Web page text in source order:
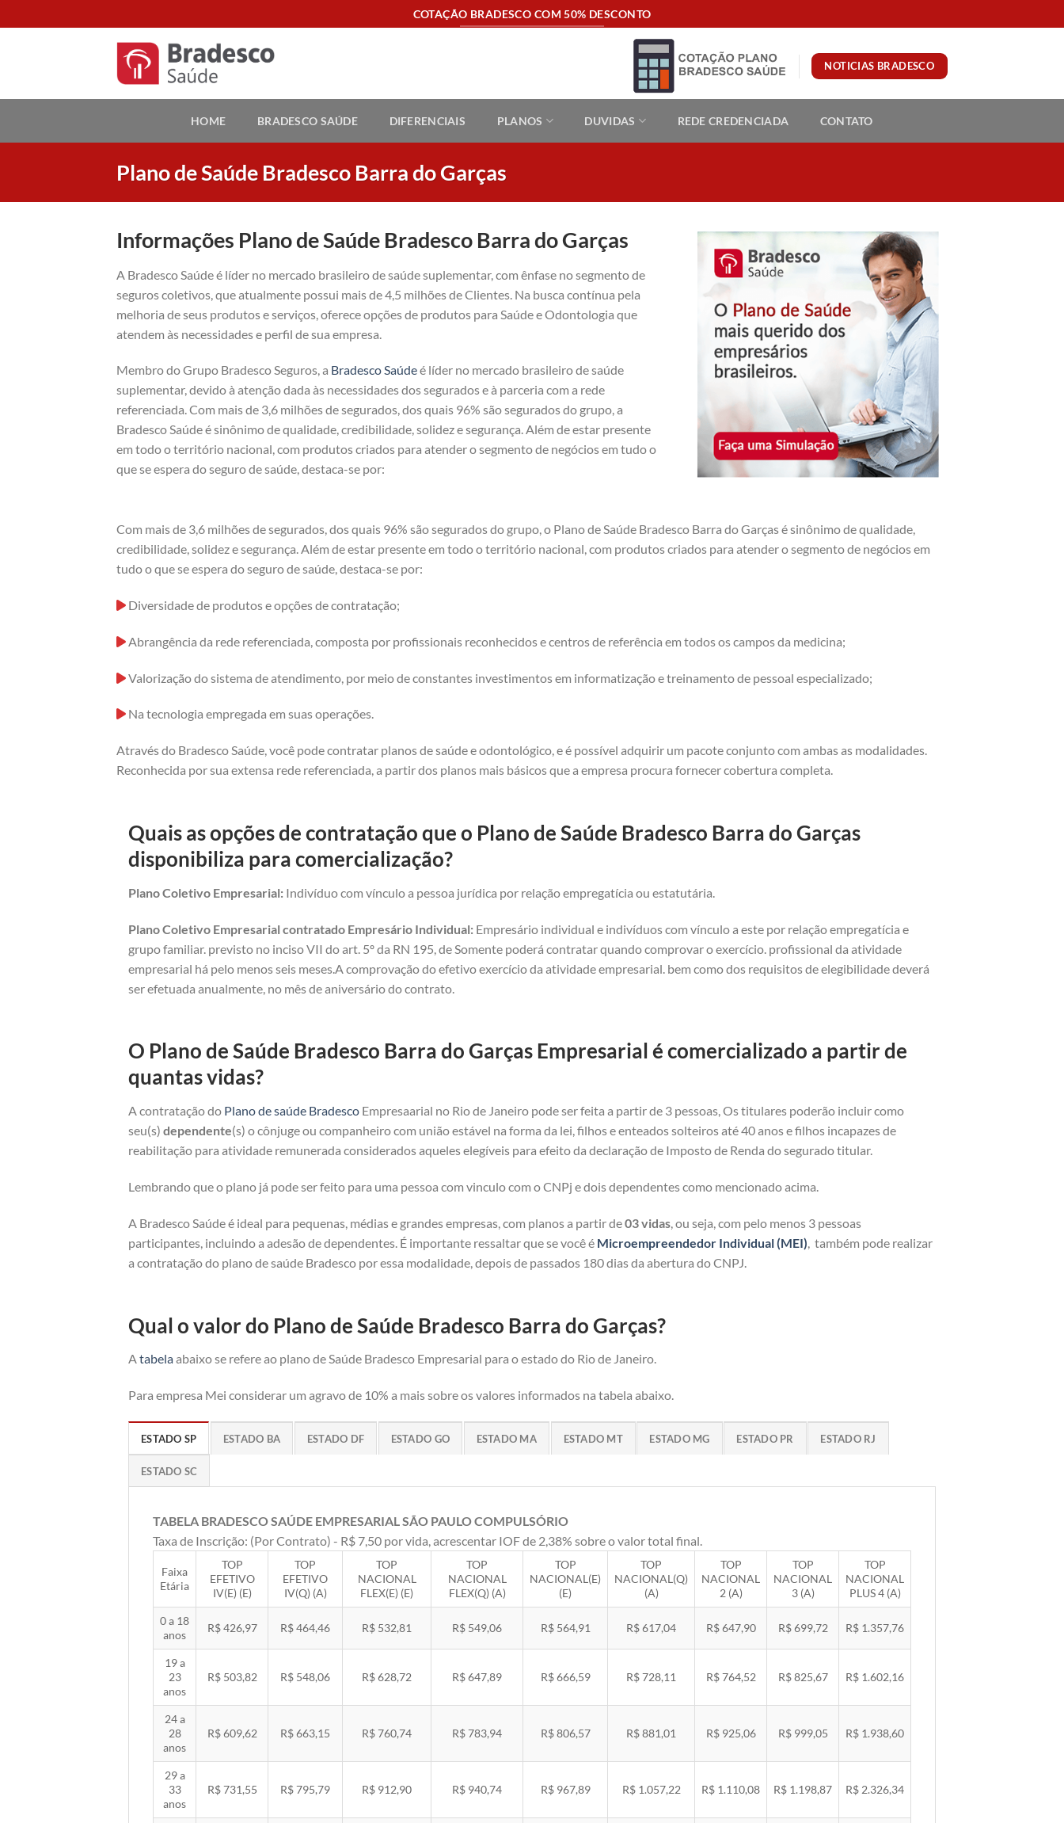
to
COTAÇÃO BRADESCO COM 50% DESCONTO
NOTICIAS BRADESCO
HOME BRADESCO SAÚDE DIFERENCIAIS PLANOS DUVIDAS REDE CREDENCIADA CONTATO
Plano de Saúde Bradesco Barra do Garças
Informações Plano de Saúde Bradesco Barra do Garças
A Bradesco Saúde é líder no mercado brasileiro de saúde suplementar, com ênfase no segmento de
seguros coletivos, que atualmente possui mais de 4,5 milhões de Clientes. Na busca contínua pela
melhoria de seus produtos e serviços, oferece opções de produtos para Saúde e Odontologia que
atendem às necessidades e perfil de sua empresa.
Membro do Grupo Bradesco Seguros, a Bradesco Saúdeé líder no mercado brasileiro de saúde
suplementar, devido à atenção dada às necessidades dos segurados e à parceria com a rede
referenciada. Com mais de 3,6 milhões de segurados, dos quais 96% são segurados do grupo, a
Bradesco Saúde é sinônimo de qualidade, credibilidade, solidez e segurança. Além de estar presente
em todo o território nacional, com produtos criados para atender o segmento de negócios em tudo o
que se espera do seguro de saúde, destaca-se por:
Com mais de 3,6 milhões de segurados, dos quais 96% são segurados do grupo, o Plano de Saúde Bradesco Barra do Garças é sinônimo de qualidade,
credibilidade, solidez e segurança. Além de estar presente em todo o território nacional, com produtos criados para atender o segmento de negócios em
tudo o que se espera do seguro de saúde, destaca-se por:
Diversidade de produtos e opções de contratação;
Abrangência da rede referenciada, composta por profissionais reconhecidos e centros de referência em todos os campos da medicina;
Valorização do sistema de atendimento, por meio de constantes investimentos em informatização e treinamento de pessoal especializado;
Na tecnologia empregada em suas operações.
Através do Bradesco Saúde, você pode contratar planos de saúde e odontológico, e é possível adquirir um pacote conjunto com ambas as modalidades.
Reconhecida por sua extensa rede referenciada, a partir dos planos mais básicos que a empresa procura fornecer cobertura completa.
Quais as opções de contratação que o Plano de Saúde Bradesco Barra do Garças
disponibiliza para comercialização?
Plano Coletivo Empresarial: Indivíduo com vínculo a pessoa jurídica por relação empregatícia ou estatutária.
Plano Coletivo Empresarial contratado Empresário Individual: Empresário individual e indivíduos com vínculo a este por relação empregatícia e
grupo familiar. previsto no inciso VII do art. 5º da RN 195, de Somente poderá contratar quando comprovar o exercício. profissional da atividade
empresarial há pelo menos seis meses.A comprovação do efetivo exercício da atividade empresarial. bem como dos requisitos de elegibilidade deverá
ser efetuada anualmente, no mês de aniversário do contrato.
O Plano de Saúde Bradesco Barra do Garças Empresarial é comercializado a partir de
quantas vidas?
A contratação do Plano de saúde Bradesco Empresaarial no Rio de Janeiro pode ser feita a partir de 3 pessoas, Os titulares poderão incluir como
seu(s) dependente(s) o cônjuge ou companheiro com união estável na forma da lei, filhos e enteados solteiros até 40 anos e filhos incapazes de
reabilitação para atividade remunerada considerados aqueles elegíveis para efeito da declaração de Imposto de Renda do segurado titular.
Lembrando que o plano já pode ser feito para uma pessoa com vinculo com o CNPj e dois dependentes como mencionado acima.
A Bradesco Saúde é ideal para pequenas, médias e grandes empresas, com planos a partir de03 vidas , ou seja, com pelo menos 3 pessoas
participantes, incluindo a adesão de dependentes. É importante ressaltar que se você é Microempreendedor Individual (MEI) , também pode realizar
a contratação do plano de saúde Bradesco por essa modalidade, depois de passados 180 dias da abertura do CNPJ.
Qual o valor do Plano de Saúde Bradesco Barra do Garças?
Atabelaabaixo se refere ao plano de Saúde Bradesco Empresarial para o estado do Rio de Janeiro.
Para empresa Mei considerar um agravo de 10% a mais sobre os valores informados na tabela abaixo.
ESTADO SP ESTADO BA ESTADO DF ESTADO GO ESTADO MA ESTADO MT ESTADO MG ESTADO PR ESTADO RJ
ESTADO SC
TABELA BRADESCO SAÚDE EMPRESARIAL SÃO PAULO COMPULSÓRIO
Taxa de Inscrição: (Por Contrato) - R$ 7,50 por vida, acrescentar IOF de 2,38% sobre o valor total final.
Faixa
Etária
TOP
EFETIVO
IV(E) (E)
TOP
EFETIVO
IV(Q) (A)
TOP
NACIONAL
FLEX(E) (E)
TOP
NACIONAL
FLEX(Q) (A)
TOP
NACIONAL(E)
(E)
TOP
NACIONAL(Q)
(A)
TOP
NACIONAL
2 (A)
TOP
NACIONAL
3 (A)
TOP
NACIONAL
PLUS 4 (A)
0 a 18
anos
R$ 426,97 R$ 464,46 R$ 532,81 R$ 549,06 R$ 564,91 R$ 617,04 R$ 647,90 R$ 699,72 R$ 1.357,76
19 a
23
anos
R$ 503,82 R$ 548,06 R$ 628,72 R$ 647,89 R$ 666,59 R$ 728,11 R$ 764,52 R$ 825,67 R$ 1.602,16
24 a
28
anos
R$ 609,62 R$ 663,15 R$ 760,74 R$ 783,94 R$ 806,57 R$ 881,01 R$ 925,06 R$ 999,05 R$ 1.938,60
29 a
33
anos
R$ 731,55 R$ 795,79 R$ 912,90 R$ 940,74 R$ 967,89 R$ 1.057,22 R$ 1.110,08 R$ 1.198,87 R$ 2.326,34